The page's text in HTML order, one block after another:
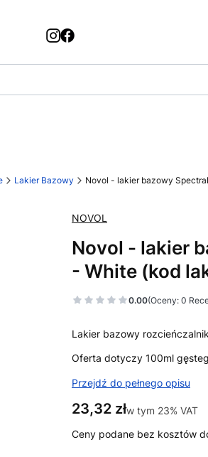
Lakier Bazowy Novol - lakier bazowy
NOVOL
Novol - lakier
- White (kod
0.00(Oceny: 0
Lakier bazowy
Oferta dotyczy 100ml
Przejdź do pełnego opisu
Cena
23,32 złw tym 23% VAT
w tym 23% VAT
Ceny podane bez kosztów